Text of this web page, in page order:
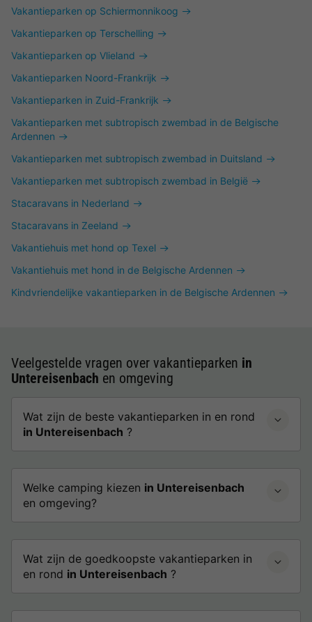
Vakantieparken op Schiermonnikoog
Vakantieparken op Terschelling
Vakantieparken op Vlieland
Vakantieparken Noord-Frankrijk
Vakantieparken in Zuid-Frankrijk
Vakantieparken met subtropisch zwembad in de Belgische
Ardennen
Vakantieparken met subtropisch zwembad in Duitsland
Vakantieparken met subtropisch zwembad in België
Stacaravans in Nederland
Stacaravans in Zeeland
Vakantiehuis met hond op Texel
Vakantiehuis met hond in de Belgische Ardennen
Kindvriendelijke vakantieparken in de Belgische Ardennen
Veelgestelde vragen over vakantieparken in
Untereisenbach en omgeving
Wat zijn de beste vakantieparken in en rond
in Untereisenbach ?
Welke camping kiezen in Untereisenbach
en omgeving?
Wat zijn de goedkoopste vakantieparken in
en rond in Untereisenbach ?